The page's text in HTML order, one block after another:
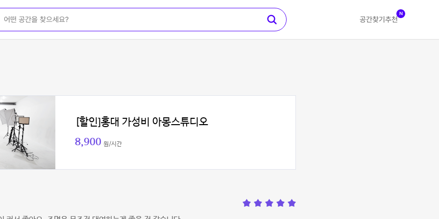
공간찾기 추천
N
[할인]홍대 가성비 아몽스튜디오
8,900 원/시간